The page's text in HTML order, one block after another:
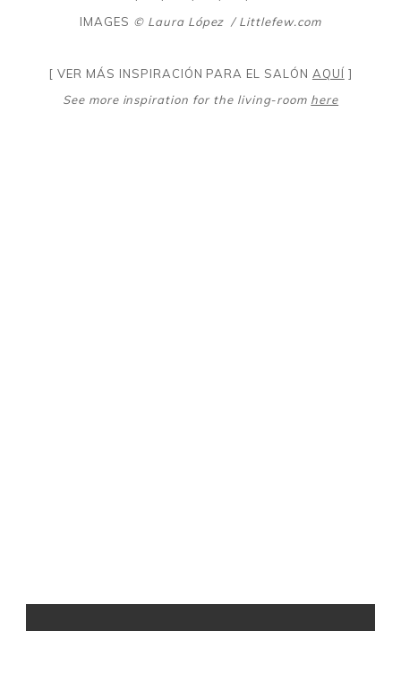
IMAGES © Laura López / Littlefew.com
[ VER MÁS INSPIRACIÓN PARA EL SALÓN AQUÍ ]
See more inspiration for the living-room here